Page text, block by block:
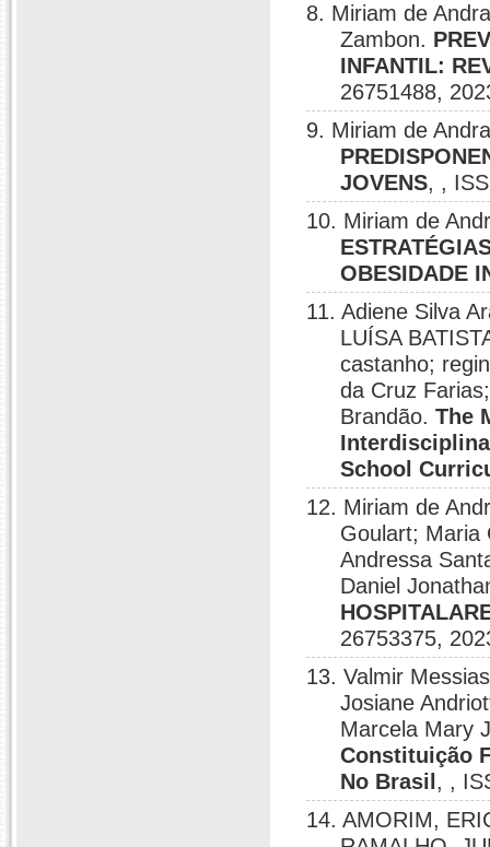
8. Miriam de
Zambon.
INFANTIL:
26751488,
9. Miriam de
JOVENS, ,
10. Miriam de
OBESIDADE
11. Adiene Silva
LUÍSA
castanho;
da Cruz
Brandão.The
School
12. Miriam de
Goulart; Maria
Andressa
Daniel
26753375,
13. Valmir
Josiane
Marcela Mary
Constituição
No Brasil , ,
14. AMORIM,